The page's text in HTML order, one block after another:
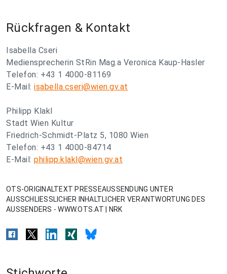
Rückfragen & Kontakt
Isabella Cseri
Mediensprecherin StRin Mag.a Veronica Kaup-Hasler
Telefon: +43 1 4000-81169
E-Mail: isabella.cseri@wien.gv.at
Philipp Klakl
Stadt Wien Kultur
Friedrich-Schmidt-Platz 5, 1080 Wien
Telefon: +43 1 4000-84714
E-Mail: philipp.klakl@wien.gv.at
OTS-ORIGINALTEXT PRESSEAUSSENDUNG UNTER
AUSSCHLIESSLICHER INHALTLICHER VERANTWORTUNG DES
AUSSENDERS - WWW.OTS.AT | NRK